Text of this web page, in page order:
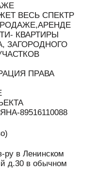
ВЕСЬ СПЕКТР
КВАРТИРЫ
ЗАГОРОДНОГО
ПРАВА
89516110088
ру в Ленинском
д.30 в обычном